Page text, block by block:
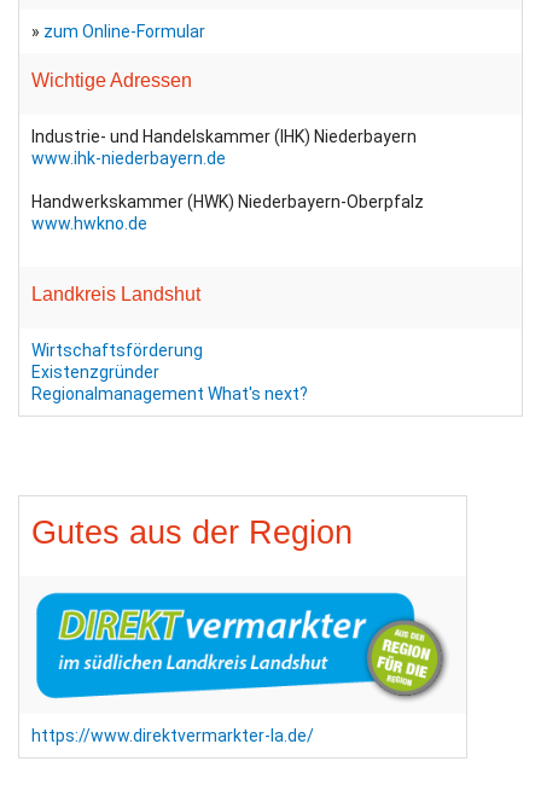
» zum Online-Formular
Wichtige Adressen
Industrie- und Handelskammer (IHK) Niederbayern
www.ihk-niederbayern.de
Handwerkskammer (HWK) Niederbayern-Oberpfalz
www.hwkno.de
Landkreis Landshut
Wirtschaftsförderung
Existenzgründer
Regionalmanagement What's next?
Gutes aus der Region
https://www.direktvermarkter-la.de/